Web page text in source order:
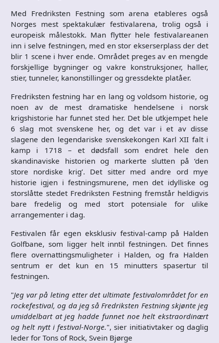
Med Fredriksten Festning som arena etableres også
Norges mest spektakulær festivalarena, trolig også i
europeisk målestokk. Man flytter hele festivalareanen
inn i selve festningen, med en stor ekserserplass der det
blir 1 scene i hver ende. Området preges av en mengde
forskjellige bygninger og vakre konstruksjoner, haller,
stier, tunneler, kanonstillinger og gressdekte platåer.
Fredriksten festning har en lang og voldsom historie, og
noen av de mest dramatiske hendelsene i norsk
krigshistorie har funnet sted her. Det ble utkjempet hele
6 slag mot svenskene her, og det var i et av disse
slagene den legendariske svenskekongen Karl XII falt i
kamp i 1718 – et dødsfall som endret hele den
skandinaviske historien og markerte slutten på ‘den
store nordiske krig’. Det sitter med andre ord mye
historie igjen i festningsmurene, men det idylliske og
storslåtte stedet Fredriksten Festning fremstår heldigvis
bare fredelig og med stort potensiale for ulike
arrangementer i dag.
Festivalen får egen eksklusiv festival-camp på Halden
Golfbane, som ligger helt inntil festningen. Det finnes
flere overnattingsmuligheter i Halden, og fra Halden
sentrum er det kun en 15 minutters spasertur til
festningen.
"Jeg var på leting etter det ultimate festivalområdet for en
rockefestival, og da jeg så Fredriksten Festning skjønte jeg
umiddelbart at jeg hadde funnet noe helt ekstraordinært
og helt nytt i festival-Norge.", sier initiativtaker og daglig
leder for Tons of Rock, Svein Bjørge